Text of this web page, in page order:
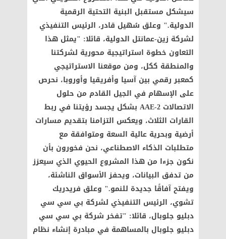
سيشكل مستقبل البنية التحتية الرقمية
الدولية." وعلق سُهيل قادر، الرئيس التنفيذي
لشركة زين-عمانتل الدولية، قائلا: "يمثل هذا
التعاون خطوة استراتيجية محورية لشركتنا
والمنطقة ككل، ومن موقعنا الاستراتيجي
كمعبر رقمي بين آسيا وأفريقيا وأوروبا، نحرص
على الإسهام في الجيل القادم من حلول
الاتصالات AAE-2 بشكل يجسد رؤيتنا في ربط
القارات الثلاث، ويعكس التزامنا بتقديم مسارات
أرضية وبحرية عالية السعة ومتوافقة مع
متطلبات الذكاء الاصطناعي، نحن فخورون بأن
نكون جزءا من هذا المشروع الحيوي الذي سيعزز
من تدفق البيانات، ويحفز الأسواق الناشئة،
ويفتح آفاقًا جديدة للنمو." وعلق فريدريك
تشوي، الرئيس التنفيذي لشركة بي سي سي
دبليو جلوبال، قائلا: "تفخر شركة بي سي سي
دبليو جلوبال بالمساهمة في مبادرة إنشاء نظام